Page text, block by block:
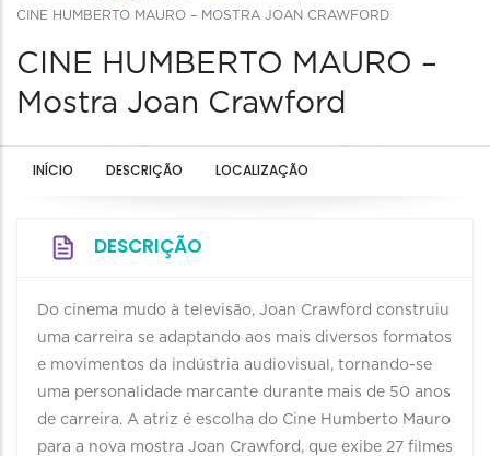
CINE HUMBERTO MAURO – MOSTRA JOAN CRAWFORD
CINE HUMBERTO MAURO –
Mostra Joan Crawford
INÍCIO DESCRIÇÃO LOCALIZAÇÃO
DESCRIÇÃO
Do cinema mudo à televisão, Joan Crawford construiu
uma carreira se adaptando aos mais diversos formatos
e movimentos da indústria audiovisual, tornando-se
uma personalidade marcante durante mais de 50 anos
de carreira. A atriz é escolha do Cine Humberto Mauro
para a nova mostra Joan Crawford, que exibe 27 filmes